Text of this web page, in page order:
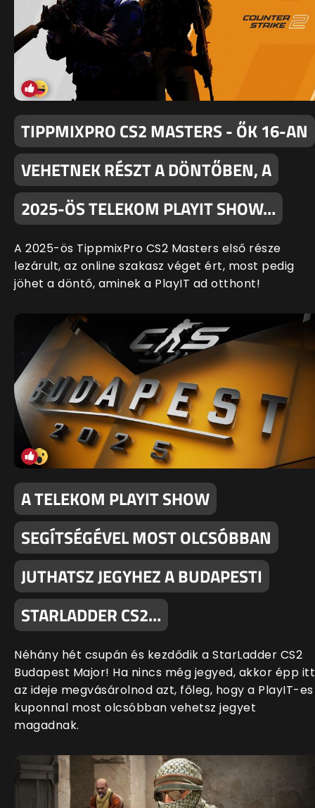
TIPPMIXPRO CS2 MASTERS - ŐK 16-AN
VEHETNEK RÉSZT A DÖNTŐBEN, A
2025-ÖS TELEKOM PLAYIT SHOW…
A 2025-ös TippmixPro CS2 Masters első része
lezárult, az online szakasz véget ért, most pedig
jöhet a döntő, aminek a PlayIT ad otthont!
A TELEKOM PLAYIT SHOW
SEGÍTSÉGÉVEL MOST OLCSÓBBAN
JUTHATSZ JEGYHEZ A BUDAPESTI
STARLADDER CS2…
Néhány hét csupán és kezdődik a StarLadder CS2
Budapest Major! Ha nincs még jegyed, akkor épp itt
az ideje megvásárolnod azt, főleg, hogy a PlayIT-es
kuponnal most olcsóbban vehetsz jegyet
magadnak.